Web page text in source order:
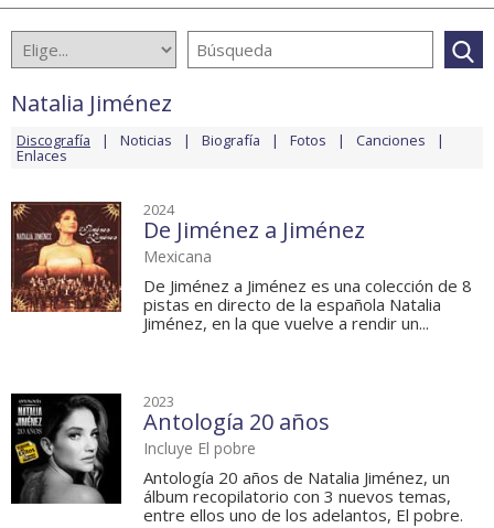
Natalia Jiménez
Discografía Noticias Biografía Fotos Canciones
Enlaces
2024
De Jiménez a Jiménez
Mexicana
De Jiménez a Jiménez es una colección de 8
pistas en directo de la española Natalia
Jiménez, en la que vuelve a rendir un...
2023
Antología 20 años
Incluye El pobre
Antología 20 años de Natalia Jiménez, un
álbum recopilatorio con 3 nuevos temas,
entre ellos uno de los adelantos, El pobre.